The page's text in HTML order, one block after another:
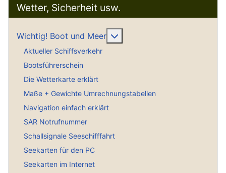
Wetter, Sicherheit usw.
Wichtig! Boot und Meer
Aktueller Schiffsverkehr
Bootsführerschein
Die Wetterkarte erklärt
Maße + Gewichte Umrechnungstabellen
Navigation einfach erklärt
SAR Notrufnummer
Schallsignale Seeschifffahrt
Seekarten für den PC
Seekarten im Internet